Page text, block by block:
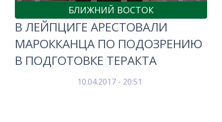
БЛИЖНИЙ ВОСТОК
В ЛЕЙПЦИГЕ АРЕСТОВАЛИ
МАРОККАНЦА ПО ПОДОЗРЕНИЮ
В ПОДГОТОВКЕ ТЕРАКТА
10.04.2017 - 20:51